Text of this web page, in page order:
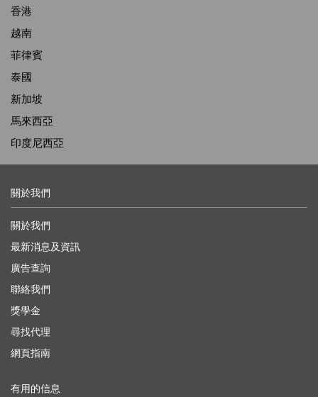
香港
越南
菲律賓
泰國
新加坡
馬來西亞
印度尼西亞
關於我們
關於我們
最新消息及資訊
廣告查詢
聯絡我們
獎學金
尋找代理
網頁指南
有用的信息